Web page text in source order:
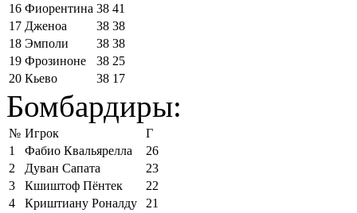
16 Фиорентина 38 41
17 Дженоа 38 38
18 Эмполи 38 38
19 Фрозиноне 38 25
20 Кьево 38 17
Бомбардиры:
№ Игрок
Г
1
Фабио Квальярелла
26
2
Дуван Сапата
23
3
Кшиштоф Пёнтек
22
4
Криштиану Роналду
21